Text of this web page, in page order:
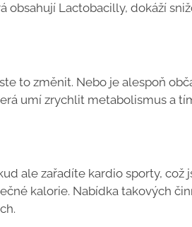
obsahují Lactobacilly, dokáží
to změnit. Nebo je alespoň
umí zrychlit metabolismus a
ale zařadíte kardio sporty,
kalorie. Nabídka takových